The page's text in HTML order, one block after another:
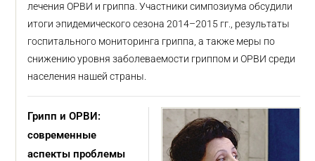
лечения ОРВИ и гриппа. Участники симпозиума обсудили
итоги эпидемического сезона 2014–2015 гг., результаты
госпитального мониторинга гриппа, а также меры по
снижению уровня заболеваемости гриппом и ОРВИ среди
населения нашей страны.
Грипп и ОРВИ:
современные
аспекты проблемы